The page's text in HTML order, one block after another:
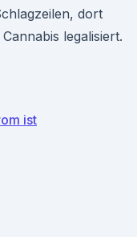
dort
legalisiert.
ist